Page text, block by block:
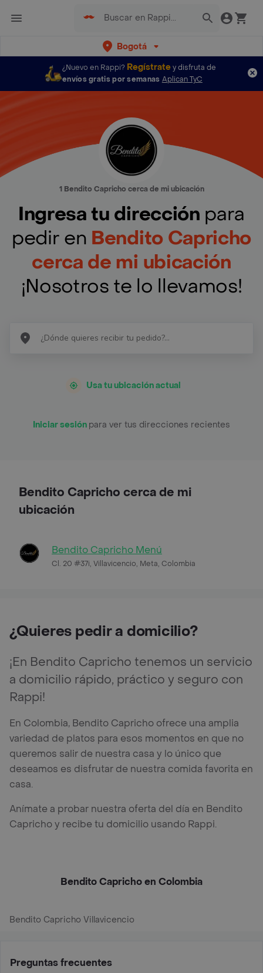
Bogotá
¿Nuevo en Rappi? Regístratey disfruta de
envíos gratis por semanas Aplican TyC
1 Bendito Capricho cerca de mi ubicación
Ingresa tu dirección para
pedir en Bendito Capricho
cerca de mi ubicación
¡Nosotros te lo llevamos!
Usa tu ubicación actual
Iniciar sesión para ver tus direcciones recientes
Bendito Capricho cerca de mi
ubicación
Bendito Capricho Menú
Cl. 20 #37i, Villavicencio, Meta, Colombia
¿Quieres pedir a domicilio?
¡En Bendito Capricho tenemos un servicio
a domicilio rápido, práctico y seguro con
Rappi!
En Colombia, Bendito Capricho ofrece una amplia
variedad de platos para esos momentos en que no
queremos salir de nuestra casa y lo único que
deseamos es disfrutar de nuestra comida favorita en
casa.
Anímate a probar nuestra oferta del día en Bendito
Capricho y recibe tu domicilio usando Rappi.
Bendito Capricho en Colombia
Bendito Capricho Villavicencio
Preguntas frecuentes